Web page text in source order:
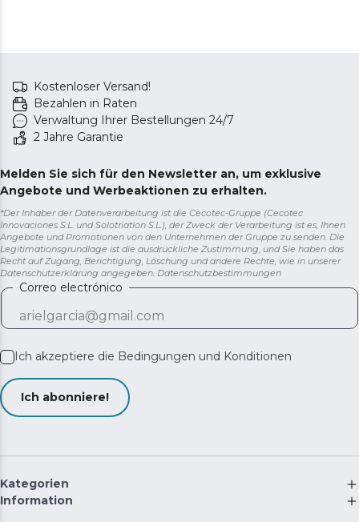
Kostenloser Versand!
Bezahlen in Raten
Verwaltung Ihrer Bestellungen 24/7
2 Jahre Garantie
Melden Sie sich für den Newsletter an, um exklusive
Angebote und Werbeaktionen zu erhalten.
*Der Inhaber der Datenverarbeitung ist die Cecotec-Gruppe (Cecotec
Innovaciones S.L. und Solotriatlon S.L.), der Zweck der Verarbeitung ist es, Ihnen
Angebote und Promotionen von den Unternehmen der Gruppe zu senden. Die
Legitimationsgrundlage ist die ausdrückliche Zustimmung, und Sie haben das
Recht auf Zugang, Berichtigung, Löschung und andere Rechte, wie in unserer
Datenschutzerklärung angegeben. Datenschutzbestimmungen
Correo electrónico
Ich akzeptiere die Bedingungen und Konditionen
Ich abonniere!
Kategorien
Information